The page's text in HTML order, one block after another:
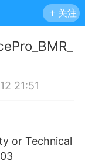
关注
21:51
or Technical